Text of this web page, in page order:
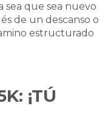
sea que sea nuevo
de un descanso o
estructurado
¡TÚ